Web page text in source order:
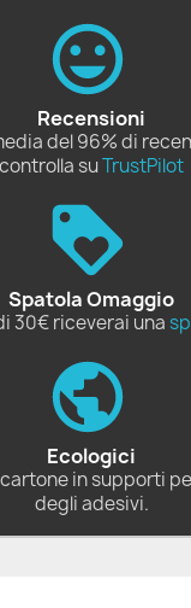
Recensioni
del 96% di
controlla suTrustPilot
Spatola Omaggio
30€ riceverai una
Ecologici
in supporti
degli adesivi.